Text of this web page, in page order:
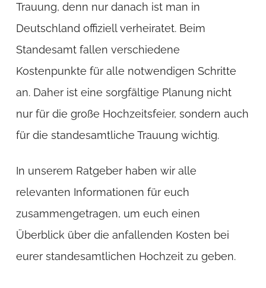
Trauung, denn nur danach ist man in
Deutschland offiziell verheiratet. Beim
Standesamt fallen verschiedene
Kostenpunkte für alle notwendigen Schritte
an. Daher ist eine sorgfältige Planung nicht
nur für die große Hochzeitsfeier, sondern auch
für die standesamtliche Trauung wichtig.
In unserem Ratgeber haben wir alle
relevanten Informationen für euch
zusammengetragen, um euch einen
Überblick über die anfallenden Kosten bei
eurer standesamtlichen Hochzeit zu geben.